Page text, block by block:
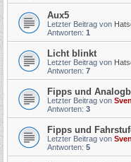
Aux5
Letzter Beitrag von
Antworten: 1
Licht blinkt
Letzter Beitrag von
Antworten: 7
Fipps und
Letzter Beitrag von Sven
Antworten: 3
Fipps und
Letzter Beitrag von Sven
Antworten: 5